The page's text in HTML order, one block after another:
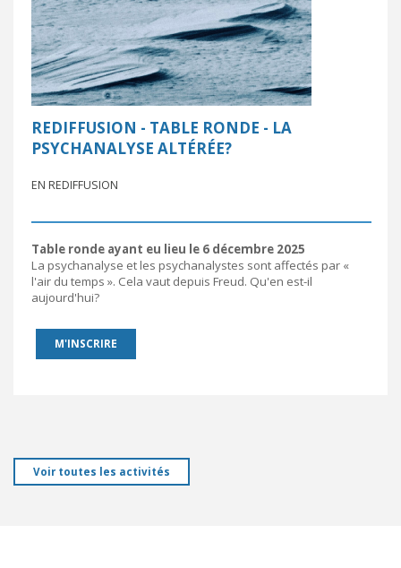
REDIFFUSION - TABLE RONDE - LA
PSYCHANALYSE ALTÉRÉE?
EN REDIFFUSION
Table ronde ayant eu lieu le 6 décembre 2025
La psychanalyse et les psychanalystes sont affectés par «
l'air du temps ». Cela vaut depuis Freud. Qu'en est-il
aujourd'hui?
M'INSCRIRE
Voir toutes les activités